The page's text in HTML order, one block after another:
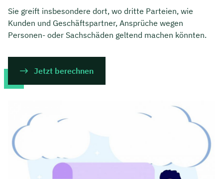
Sie greift insbesondere dort, wo dritte Parteien, wie
Kunden und Geschäftspartner, Ansprüche wegen
Personen- oder Sachschäden geltend machen könnten.
Jetzt berechnen